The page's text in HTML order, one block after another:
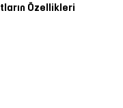
Özellikleri